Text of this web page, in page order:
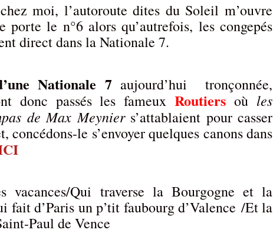
moi, l’autoroute dites du Soleil m’ouvre
porte le n°6 alors qu’autrefois, les congepés
direct dans la Nationale 7.
Nationale 7aujourd’hui tronçonnée,
donc passés les fameuxRoutiers où les
de Max Meyniers’attablaient pour casser
concédons-le s’envoyer quelques canons dans
vacances/Qui traverse la Bourgogne et la
fait d’Paris un p’tit faubourg d’Valence /Et la
Paul de Vence